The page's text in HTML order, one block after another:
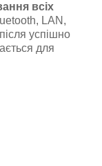
всіх
LAN,
успішно
для